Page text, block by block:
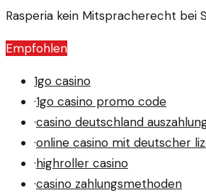
Rasperia kein Mitspracherecht bei
auf.
Empfohlen
1go casino
·1go casino promo code
·casino deutschland
·online casino mit deutscher
·highroller casino
·casino zahlungsmethoden